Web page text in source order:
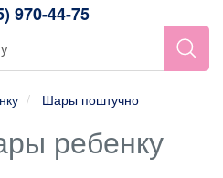
970-44-75
Шары поштучно
ребенку